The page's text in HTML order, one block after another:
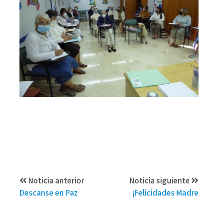
Noticia anterior
Descanse en Paz
Noticia siguiente
¡Felicidades Madre